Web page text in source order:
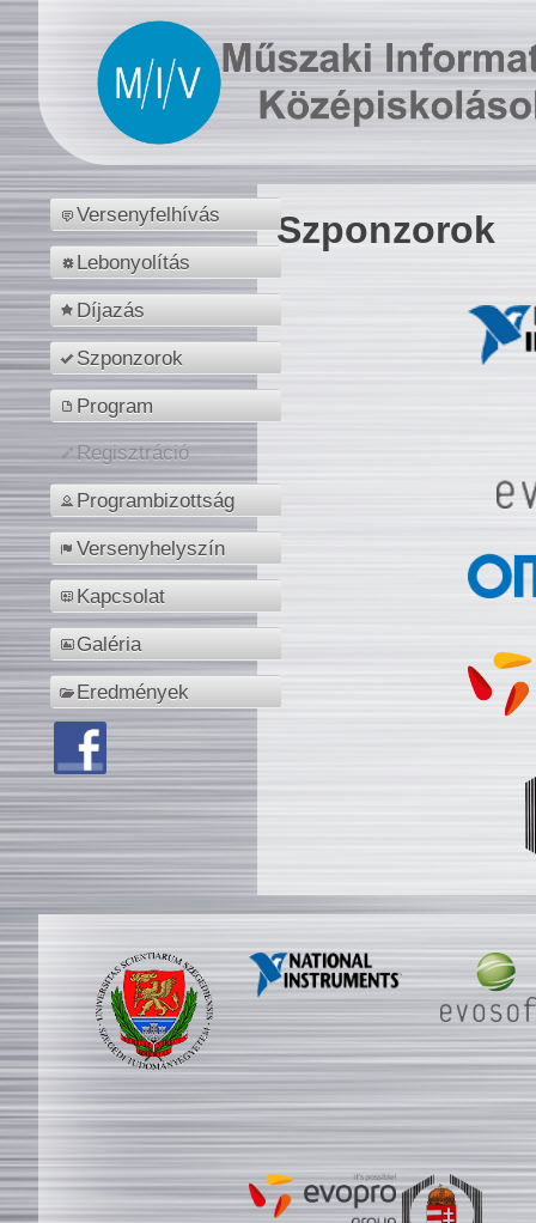
Versenyfelhívás
Lebonyolítás
Díjazás
Szponzorok
Program
Regisztráció
Programbizottság
Versenyhelyszín
Kapcsolat
Galéria
Eredmények
Szponzorok